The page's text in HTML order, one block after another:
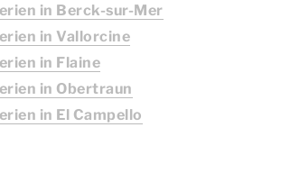
in Berck-sur-Mer
in Vallorcine
in Flaine
in Obertraun
in El Campello